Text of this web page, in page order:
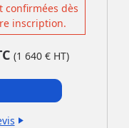
confirmées dès
inscription.
(1 640 € HT)
play_arrow